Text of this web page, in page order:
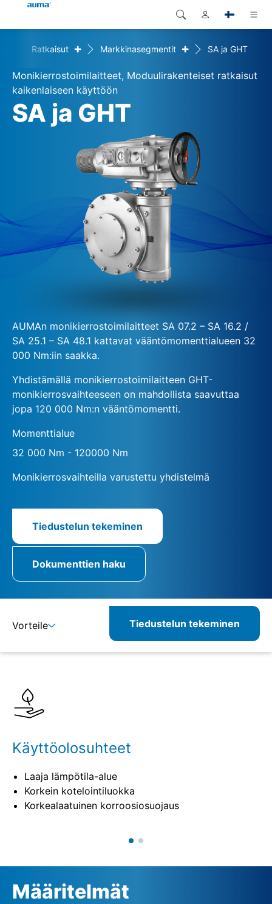
Tuotteet
Ratkaisut
Dokumentit
Global
Eurooppa
Aasia ja Tyynen valtameren
Pohjois-Amerikka
Haku
Ratkaisut + Markkinasegmentit + SA ja GHT
Monikierrostoimilaitteet, Moduulirakenteiset ratkaisut
kaikenlaiseen käyttöön
SA ja GHT
AUMAn monikierrostoimilaitteet SA 07.2 – SA 16.2 /
SA 25.1 – SA 48.1 kattavat vääntömomenttialueen 32
000 Nm:iin saakka.
Yhdistämällä monikierrostoimilaitteen GHT-
monikierrosvaihteeseen on mahdollista saavuttaa
jopa 120 000 Nm:n vääntömomentti.
Momenttialue
32 000 Nm - 120000 Nm
Monikierrosvaihteilla varustettu yhdistelmä
Tiedustelun tekeminen
Dokumenttien haku
Vorteile
Vastaavat tuotteet
Tiedustelun tekeminen
Käyttöolosuhteet
Laaja lämpötila-alue
Korkein kotelointiluokka
Korkealaatuinen korroosiosuojaus
Määritelmät